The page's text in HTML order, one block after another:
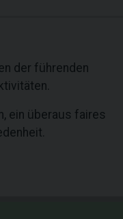
der führenden
ein überaus faires